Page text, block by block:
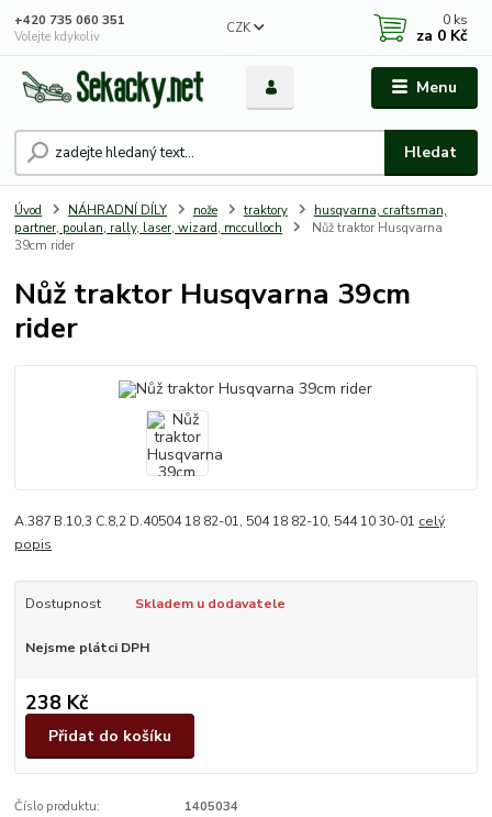
Menu
CZK
Hledat
+420 735 060 351
Volejte kdykoliv
0 ks
za 0 Kč
Úvod NÁHRADNÍ DÍLY nože traktory
husqvarna, craftsman,
partner, poulan, rally, laser, wizard, mcculloch
Nůž traktor Husqvarna
39cm rider
Nůž traktor Husqvarna 39cm
rider
A.387 B.10,3 C.8,2 D.40504 18 82-01, 504 18 82-10, 544 10 30-01 celý
popis
Dostupnost Skladem u dodavatele
Nejsme plátci DPH
238 Kč
Přidat do košíku
Číslo produktu: 1405034